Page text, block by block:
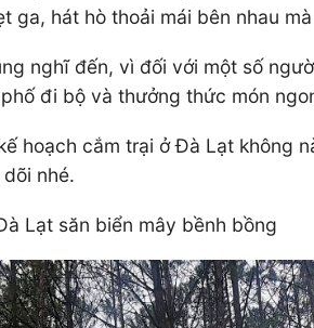
ga, hát hò thoải mái bên nhau
nghĩ đến, vì đối với một số
đi bộ và thưởng thức món
hoạch cắm trại ở Đà Lạt
nhé.
Lạt săn biển mây bềnh bồng